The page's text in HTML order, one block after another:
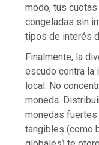
modo, tus
congeladas sin
tipos de interés
Finalmente, la
escudo contra la
local. No
moneda.
monedas
tangibles (como